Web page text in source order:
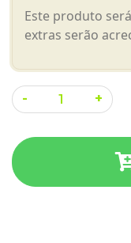
Este produto
extras serão
A
Sorte
lançada
quantidade
- +